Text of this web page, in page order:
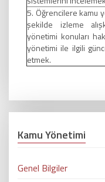
5. Öğrencilere kamu
şekilde izleme
yönetimi konuları
yönetimi ile ilgili
etmek.
Kamu Yönetimi
Genel Bilgiler